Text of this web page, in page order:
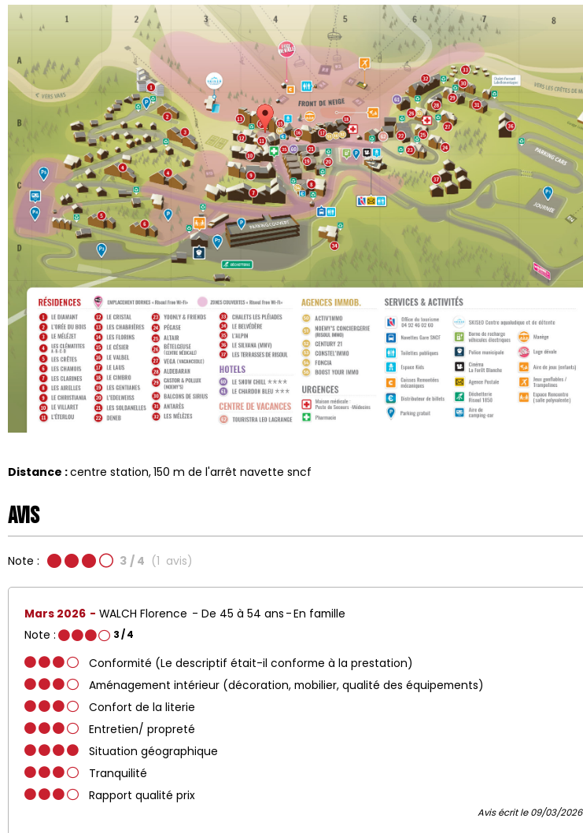
Distance :centre station 150 m de l'arrêt navette sncf
Avis
Note : 3 / 4 (1 avis)
Mars 2026 WALCH Florence De 45 à 54 ans
En famille
Note :
3/ 4
Conformité (Le descriptif était-il conforme à la prestation)
Aménagement intérieur (décoration, mobilier, qualité des équipements)
Confort de la literie
Entretien/ propreté
Situation géographique
Tranquilité
Rapport qualité prix
Avis écrit le 09/03/2026